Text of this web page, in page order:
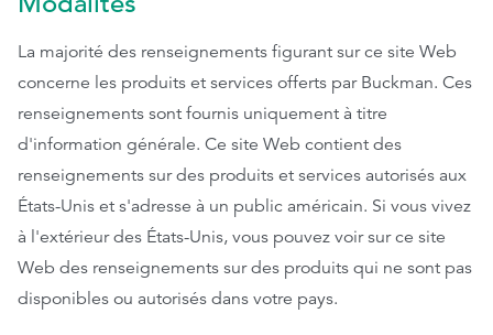
EthicsPoint
Nous joindre
Carrières
Ackumen
English
La majorité des renseignements figurant sur ce site Web
concerne les produits et services offerts par Buckman. Ces
renseignements sont fournis uniquement à titre
d'information générale. Ce site Web contient des
renseignements sur des produits et services autorisés aux
États-Unis et s'adresse à un public américain. Si vous vivez
à l'extérieur des États-Unis, vous pouvez voir sur ce site
Web des renseignements sur des produits qui ne sont pas
disponibles ou autorisés dans votre pays.